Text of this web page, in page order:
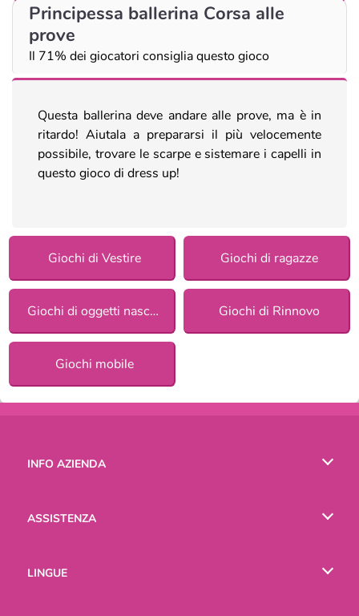
Principessa ballerina Corsa alle
prove
Il 71% dei giocatori consiglia questo gioco
Questa ballerina deve andare alle prove, ma è in
ritardo! Aiutala a prepararsi il più velocemente
possibile, trovare le scarpe e sistemare i capelli in
questo gioco di dress up!
Giochi di Vestire Giochi di ragazze
Giochi di oggetti nascosti Giochi di Rinnovo
Giochi mobile
INFO AZIENDA
ASSISTENZA
LINGUE